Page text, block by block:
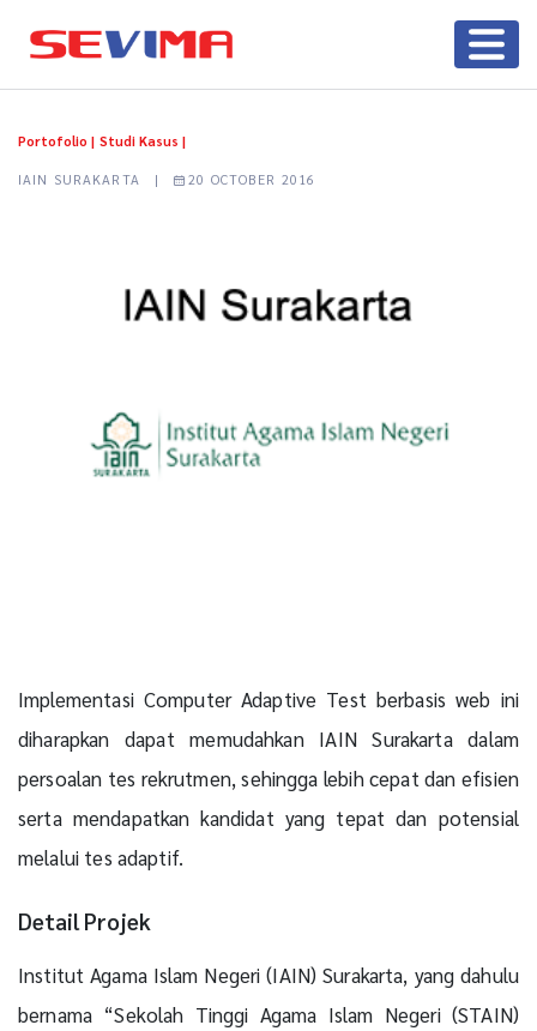
Portofolio | Studi Kasus |
IAIN SURAKARTA | 20 OCTOBER 2016
Implementasi Computer Adaptive Test berbasis web ini
diharapkan dapat memudahkan IAIN Surakarta dalam
persoalan tes rekrutmen, sehingga lebih cepat dan efisien
serta mendapatkan kandidat yang tepat dan potensial
melalui tes adaptif.
Detail Projek
Institut Agama Islam Negeri (IAIN) Surakarta, yang dahulu
bernama “Sekolah Tinggi Agama Islam Negeri (STAIN)